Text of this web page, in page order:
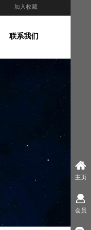
加入收藏
联系我们
主页
会员